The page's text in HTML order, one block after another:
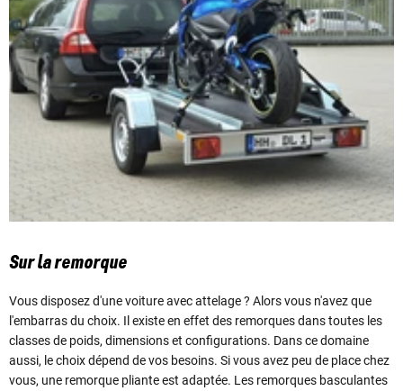
Sur la remorque
Vous disposez d'une voiture avec attelage ? Alors vous n'avez que
l'embarras du choix. Il existe en effet des remorques dans toutes les
classes de poids, dimensions et configurations. Dans ce domaine
aussi, le choix dépend de vos besoins. Si vous avez peu de place chez
vous, une remorque pliante est adaptée. Les remorques basculantes